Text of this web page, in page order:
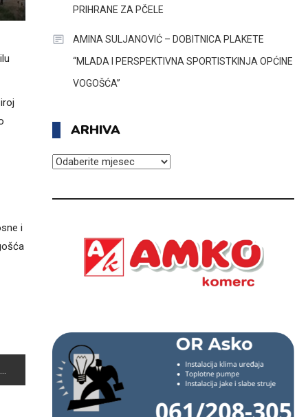
i
PRIHRANE ZA PČELE
AMINA SULJANOVIĆ – DOBITNICA PLAKETE
“MLADA I PERSPEKTIVNA SPORTISTKINJA OPĆINE
VOGOŠĆA”
ARHIVA
ARHIVA